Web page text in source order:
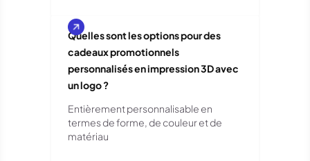
Quelles sont les options pour des
cadeaux promotionnels
personnalisés en impression 3D avec
un logo ?
Entièrement personnalisable en
termes de forme, de couleur et de
matériau